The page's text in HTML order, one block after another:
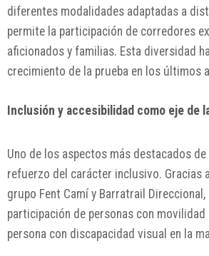
diferentes modalidades adaptadas a
permite la participación de corredores
aficionados y familias. Esta diversidad
crecimiento de la prueba en los últimos
Inclusión y accesibilidad como eje de
Uno de los aspectos más destacados
refuerzo del carácter inclusivo. Gracias
grupo Fent Camí y Barratrail
participación de personas con movilidad
persona con discapacidad visual en la